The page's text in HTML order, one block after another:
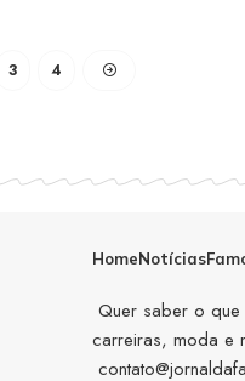
3 4
HomeNotícias
Quer saber o
carreiras, moda e